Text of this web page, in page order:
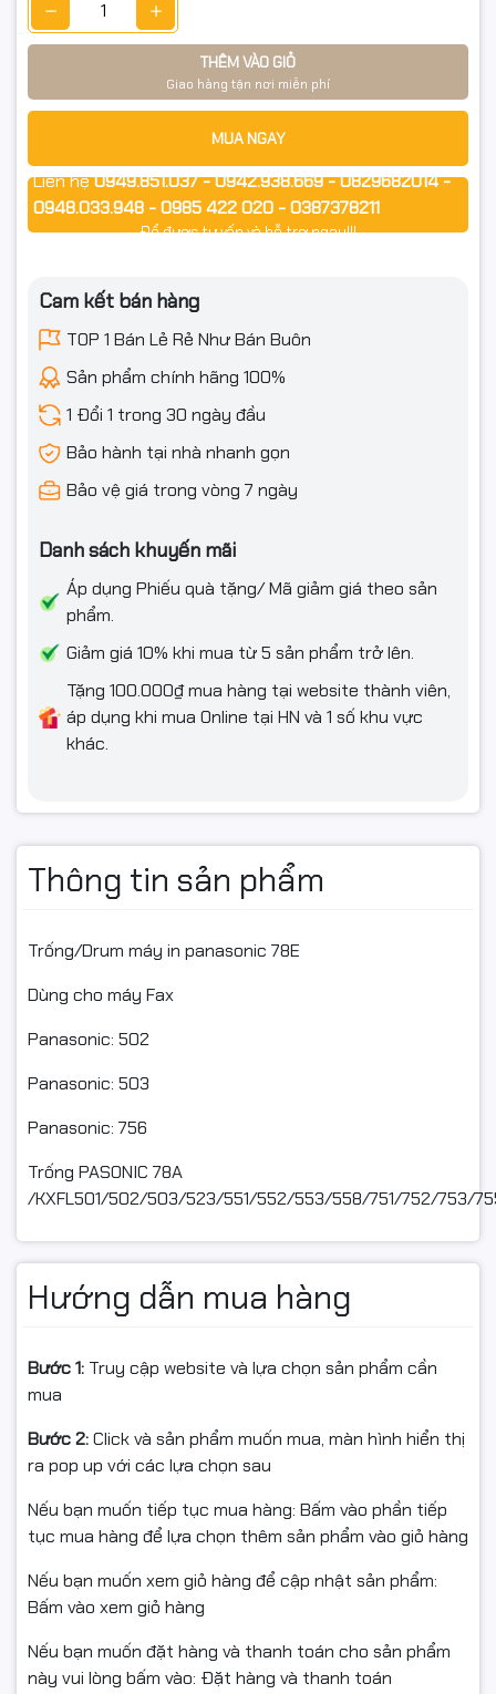
THÊM VÀO GIỎ
Giao hàng tận nơi miễn phí
MUA NGAY
Liên hệ0949.851.037 - 0942.938.669 - 0829682014 -
0948.033.948 - 0985 422 020 - 0387378211
Để được tư vấn và hỗ trợ ngay!!!
Cam kết bán hàng
TOP 1 Bán Lẻ Rẻ Như Bán Buôn
Sản phẩm chính hãng 100%
1 Đổi 1 trong 30 ngày đầu
Bảo hành tại nhà nhanh gọn
Bảo vệ giá trong vòng 7 ngày
Danh sách khuyến mãi
Áp dụng Phiếu quà tặng/ Mã giảm giá theo sản
phẩm.
Giảm giá 10% khi mua từ 5 sản phẩm trở lên.
Tặng 100.000₫ mua hàng tại website thành viên,
áp dụng khi mua Online tại HN và 1 số khu vực
khác.
Thông tin sản phẩm
Trống/Drum máy in panasonic 78E
Dùng cho máy Fax
Panasonic: 502
Panasonic: 503
Panasonic: 756
Trống PASONIC 78A
/KXFL501/502/503/523/551/552/553/558/751/752/753/
Hướng dẫn mua hàng
Bước 1: Truy cập website và lựa chọn sản phẩm cần
mua
Bước 2:Click và sản phẩm muốn mua, màn hình hiển thị
ra pop up với các lựa chọn sau
Nếu bạn muốn tiếp tục mua hàng: Bấm vào phần tiếp
tục mua hàng để lựa chọn thêm sản phẩm vào giỏ hàng
Nếu bạn muốn xem giỏ hàng để cập nhật sản phẩm:
Bấm vào xem giỏ hàng
Nếu bạn muốn đặt hàng và thanh toán cho sản phẩm
này vui lòng bấm vào: Đặt hàng và thanh toán